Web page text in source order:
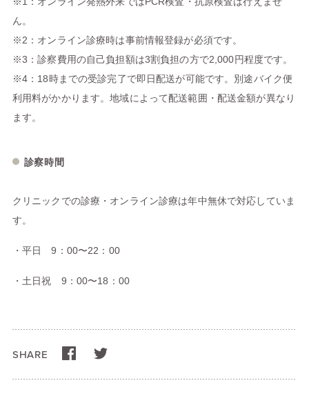
ん。
※2：オンライン診療時は事前情報登録が必須です。
※3：診察費用の自己負担額は3割負担の方で2,000円程度です。
※4：18時までの受診完了で即日配送が可能です。別途バイク便
利用料がかかります。地域によって配送範囲・配送金額が異なり
ます。
診察時間
クリニックでの診療・オンライン診療は年中無休で対応していま
す。
・平日 9：00〜22：00
・土日祝 9：00〜18：00
SHARE